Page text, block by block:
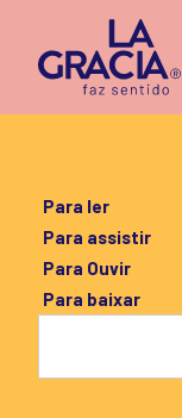
Para ler
Para assistir
Para Ouvir
Para baixar